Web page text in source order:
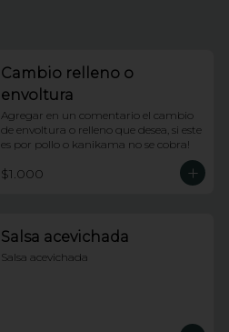
Cambio relleno o
envoltura
Agregar en un comentario el cambio
de envoltura o relleno que desea, si este
es por pollo o kanikama no se cobra!
$1.000
Salsa acevichada
Salsa acevichada